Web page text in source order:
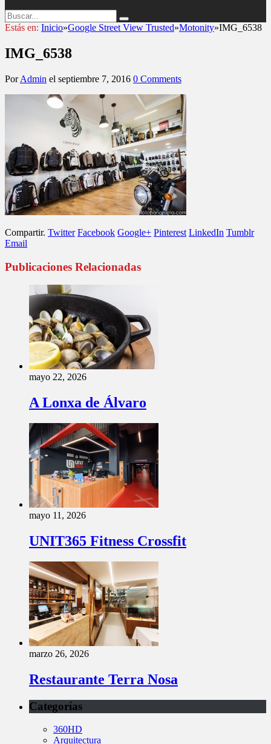
Estás en: Inicio»Google Street View Trusted»Motonity»IMG_6538
IMG_6538
PorAdmin el septiembre 7, 2016 0 Comments
Compartir. Twitter Facebook Google+ Pinterest LinkedIn Tumblr
Email
Publicaciones Relacionadas
mayo 22, 2026
A Lonxa de Álvaro
mayo 11, 2026
UNIT365 Fitness Crossfit
marzo 26, 2026
Restaurante Terra Nosa
Categorías
360HD
Arquitectura